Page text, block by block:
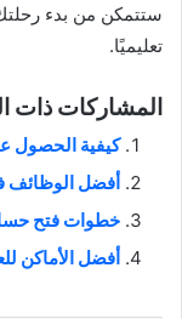
ستتمكن من بدء
تعليميًا.
المشاركات ذات
كيفية الحصول
أفضل الوظائف
خطوات فتح
أفضل الأماكن